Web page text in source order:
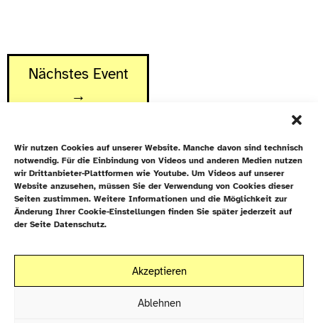
Wir nutzen Cookies auf unserer Website. Manche davon sind technisch
notwendig. Für die Einbindung von Videos und anderen Medien nutzen
wir Drittanbieter-Plattformen wie Youtube. Um Videos auf unserer
Website anzusehen, müssen Sie der Verwendung von Cookies dieser
Seiten zustimmen. Weitere Informationen und die Möglichkeit zur
Änderung Ihrer Cookie-Einstellungen finden Sie später jederzeit auf
der Seite Datenschutz.
Akzeptieren
Ablehnen
Nächstes Event
→
Newsletter
Datenschutz
Cookie-Richtlinie (EU)Galiläakirche
Rigaer Straße 9
10247 Berlin